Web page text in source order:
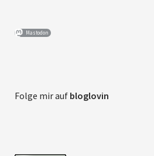
Mastodon
Folge mir auf bloglovin